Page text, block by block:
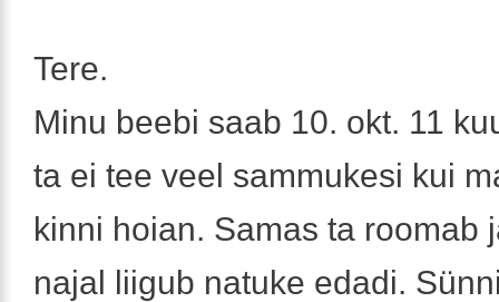
Tere.
Minu beebi saab 10. okt. 11
ta ei tee veel sammukesi kui
kinni hoian. Samas ta roomab
najal liigub natuke edadi.